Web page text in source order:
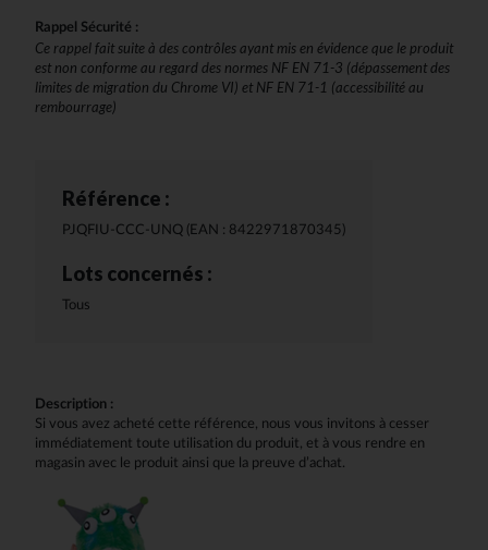
Rappel Sécurité :
Ce rappel fait suite à des contrôles ayant mis en évidence que le produit
est non conforme au regard des normes NF EN 71-3 (dépassement des
limites de migration du Chrome VI) et NF EN 71-1 (accessibilité au
rembourrage)
Référence :
PJQFIU-CCC-UNQ (EAN : 8422971870345)
Lots concernés :
Tous
Description :
Si vous avez acheté cette référence, nous vous invitons à cesser
immédiatement toute utilisation du produit, et à vous rendre en
magasin avec le produit ainsi que la preuve d’achat.